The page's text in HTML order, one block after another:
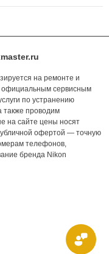
на ремонте и
официальным сервисным
по устранению
также проводим
на сайте цены носят
офертой — точную
телефонов,
бренда Nikon